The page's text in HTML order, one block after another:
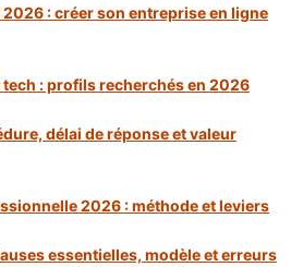
: créer son entreprise en ligne
: profils recherchés en 2026
délai de réponse et valeur
2026 : méthode et leviers
essentielles, modèle et erreurs